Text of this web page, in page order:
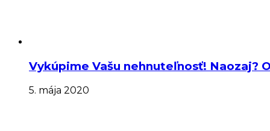
Vykúpime Vašu nehnuteľnosť! Naozaj?
5. mája 2020